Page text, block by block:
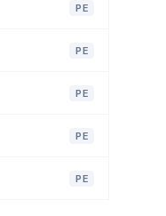
PE
PE
PE
PE
PE